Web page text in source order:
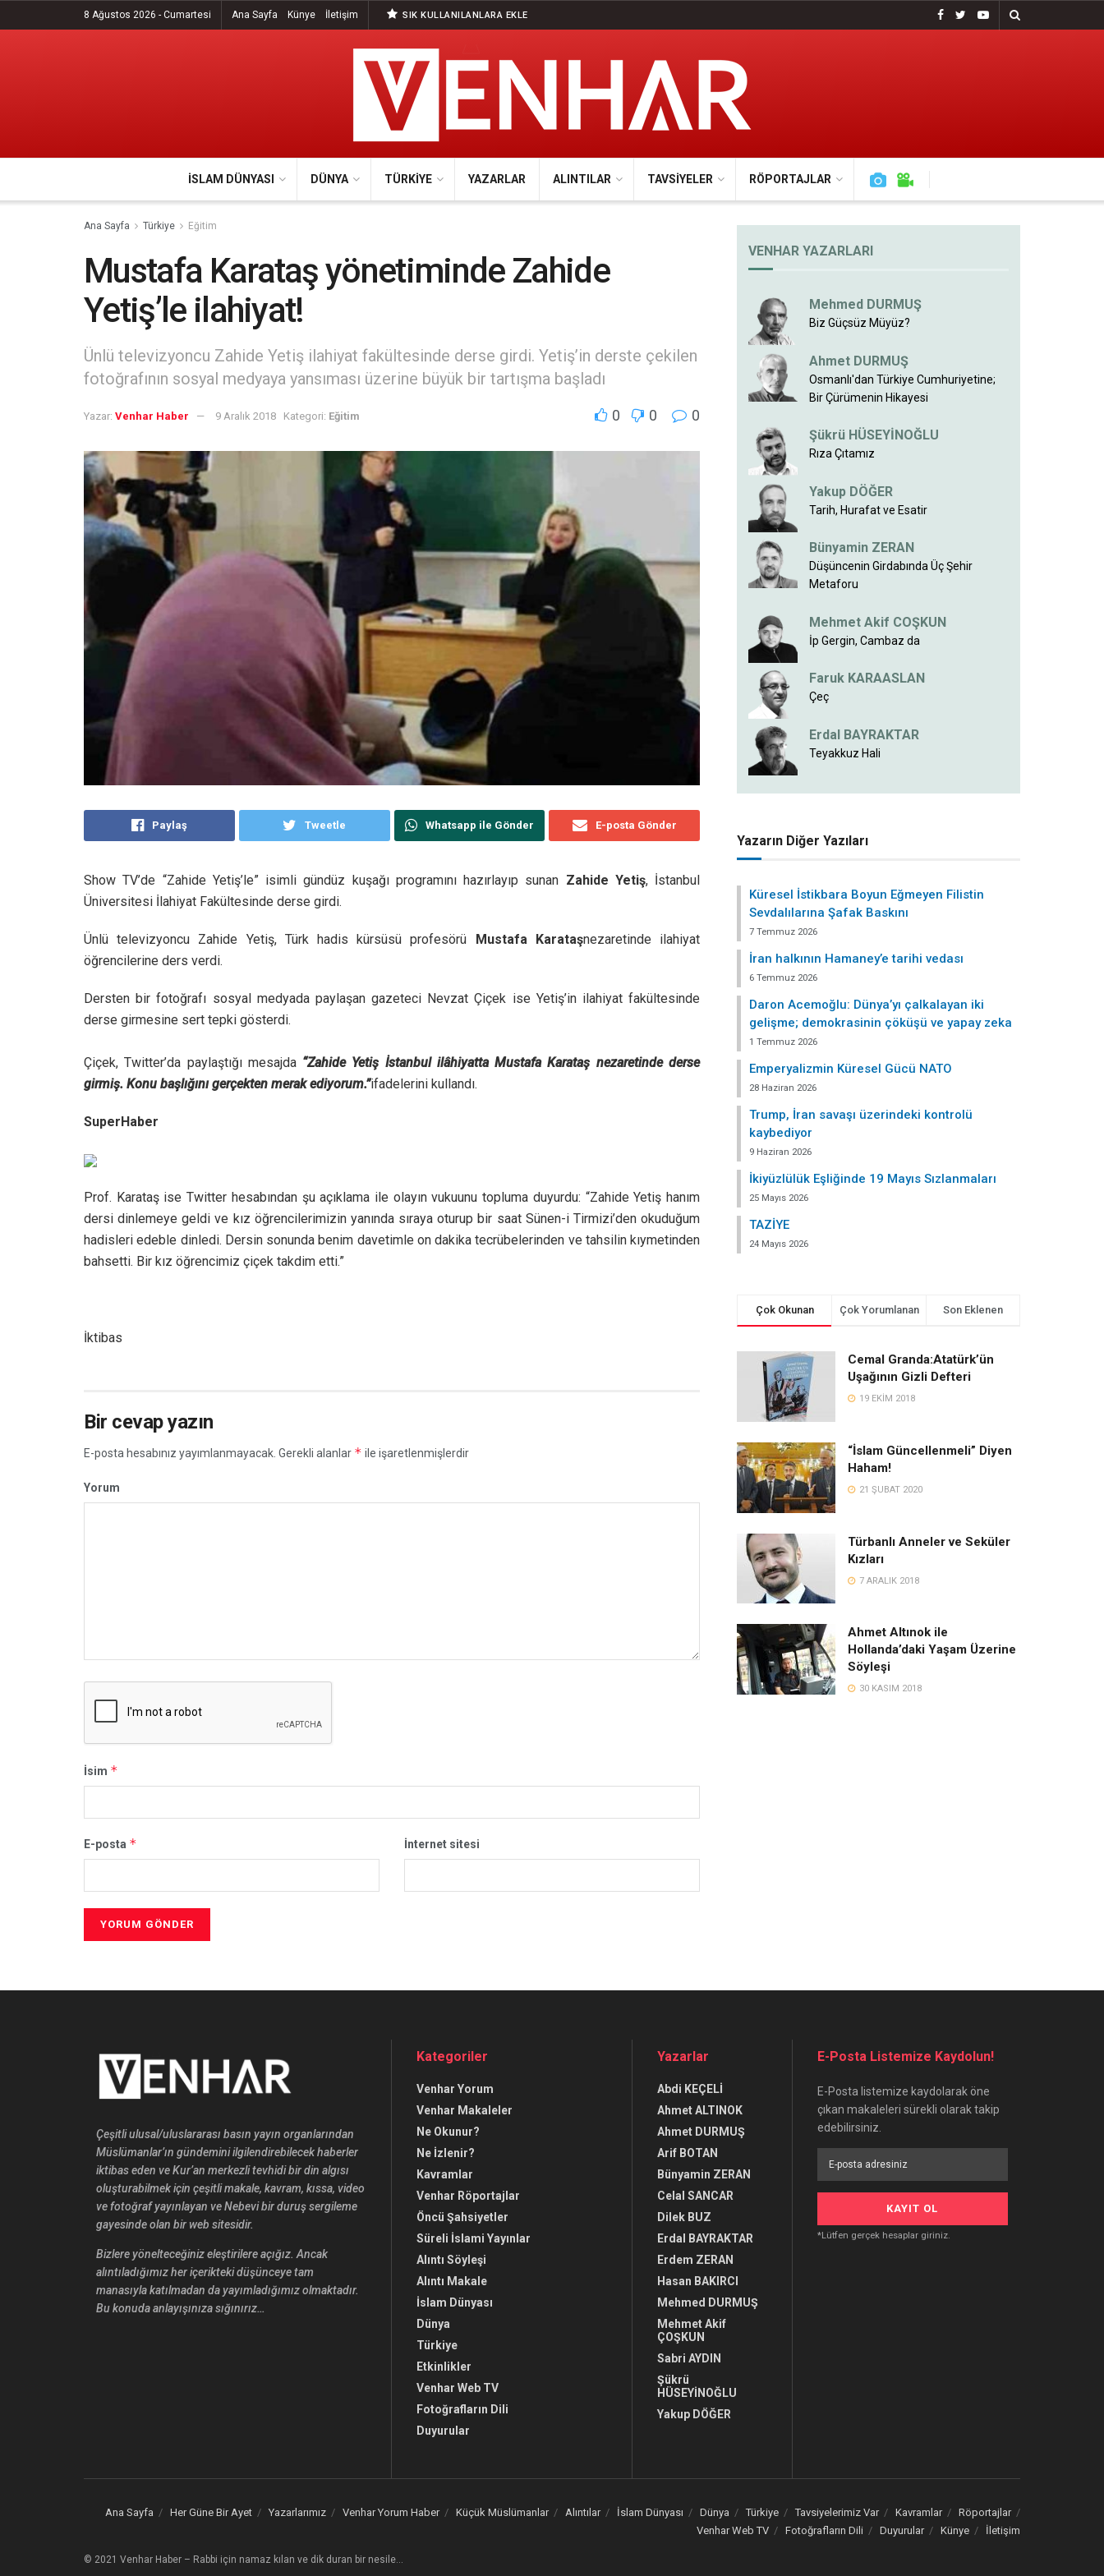
8 Ağustos 2026 - Cumartesi Ana Sayfa Künye İletişim SIK KULLANILANLARA EKLE
İSLAM DÜNYASI DÜNYA TÜRKIYE YAZARLAR ALINTILAR TAVSIYELER RÖPORTAJLAR
Ana Sayfa Türkiye Eğitim
Mustafa Karataş yönetiminde Zahide
Yetiş’le ilahiyat!
Ünlü televizyoncu Zahide Yetiş ilahiyat fakültesinde derse girdi. Yetiş’in derste çekilen
fotoğrafının sosyal medyaya yansıması üzerine büyük bir tartışma başladı
Yazar: Venhar Haber 9 Aralık 2018 Kategori: Eğitim 0 0 0
Paylaş Tweetle Whatsapp ile Gönder E-posta Gönder
Show TV’de “Zahide Yetiş’le” isimli gündüz kuşağı programını hazırlayıp sunan Zahide Yetiş, İstanbul
Üniversitesi İlahiyat Fakültesinde derse girdi.
Ünlü televizyoncu Zahide Yetiş, Türk hadis kürsüsü profesörü Mustafa Karataşnezaretinde ilahiyat
öğrencilerine ders verdi.
Dersten bir fotoğrafı sosyal medyada paylaşan gazeteci Nevzat Çiçek ise Yetiş’in ilahiyat fakültesinde
derse girmesine sert tepki gösterdi.
Çiçek, Twitter’da paylaştığı mesajda “Zahide Yetiş İstanbul ilâhiyatta Mustafa Karataş nezaretinde derse
girmiş. Konu başlığını gerçekten merak ediyorum.”ifadelerini kullandı.
SuperHaber
Prof. Karataş ise Twitter hesabından şu açıklama ile olayın vukuunu topluma duyurdu: “Zahide Yetiş hanım
dersi dinlemeye geldi ve kız öğrencilerimizin yanında sıraya oturup bir saat Sünen-i Tirmizi’den okuduğum
hadisleri edeble dinledi. Dersin sonunda benim davetimle on dakika tecrübelerinden ve tahsilin kıymetinden
bahsetti. Bir kız öğrencimiz çiçek takdim etti.”
İktibas
Bir cevap yazın
E-posta hesabınız yayımlanmayacak. Gerekli alanlar * ile işaretlenmişlerdir
Yorum
İsim *
E-posta * İnternet sitesi
VENHAR YAZARLARI
Mehmed DURMUŞ
Biz Güçsüz Müyüz?
Ahmet DURMUŞ
Osmanlı'dan Türkiye Cumhuriyetine;
Bir Çürümenin Hikayesi
Şükrü HÜSEYİNOĞLU
Rıza Çıtamız
Yakup DÖĞER
Tarih, Hurafat ve Esatir
Bünyamin ZERAN
Düşüncenin Girdabında Üç Şehir
Metaforu
Mehmet Akif COŞKUN
İp Gergin, Cambaz da
Faruk KARAASLAN
Çeç
Erdal BAYRAKTAR
Teyakkuz Hali
Yazarın Diğer Yazıları
Küresel İstikbara Boyun Eğmeyen Filistin
Sevdalılarına Şafak Baskını
7 Temmuz 2026
İran halkının Hamaney’e tarihi vedası
6 Temmuz 2026
Daron Acemoğlu: Dünya’yı çalkalayan iki
gelişme; demokrasinin çöküşü ve yapay zeka
1 Temmuz 2026
Emperyalizmin Küresel Gücü NATO
28 Haziran 2026
Trump, İran savaşı üzerindeki kontrolü
kaybediyor
9 Haziran 2026
İkiyüzlülük Eşliğinde 19 Mayıs Sızlanmaları
25 Mayıs 2026
TAZİYE
24 Mayıs 2026
Çok Okunan Çok Yorumlanan Son Eklenen
Cemal Granda:Atatürk’ün
Uşağının Gizli Defteri
19 EKIM 2018
“İslam Güncellenmeli” Diyen
Haham!
21 ŞUBAT 2020
Türbanlı Anneler ve Seküler
Kızları
7 ARALIK 2018
Ahmet Altınok ile
Hollanda’daki Yaşam Üzerine
Söyleşi
30 KASIM 2018
Çeşitli ulusal/uluslararası basın yayın organlarından
Müslümanlar’ın gündemini ilgilendirebilecek haberler
iktibas eden ve Kur’an merkezli tevhidi bir din algısı
oluşturabilmek için çeşitli makale, kavram, kıssa, video
ve fotoğraf yayınlayan ve Nebevi bir duruş sergileme
gayesinde olan bir web sitesidir.
Bizlere yönelteceğiniz eleştirilere açığız. Ancak
alıntıladığımız her içerikteki düşünceye tam
manasıyla katılmadan da yayımladığımız olmaktadır.
Bu konuda anlayışınıza sığınırız…
Kategoriler
Venhar Yorum
Venhar Makaleler
Ne Okunur?
Ne İzlenir?
Kavramlar
Venhar Röportajlar
Öncü Şahsiyetler
Süreli İslami Yayınlar
Alıntı Söyleşi
Alıntı Makale
İslam Dünyası
Dünya
Türkiye
Etkinlikler
Venhar Web TV
Fotoğrafların Dili
Duyurular
Yazarlar
Abdi KEÇELİ
Ahmet ALTINOK
Ahmet DURMUŞ
Arif BOTAN
Bünyamin ZERAN
Celal SANCAR
Dilek BUZ
Erdal BAYRAKTAR
Erdem ZERAN
Hasan BAKIRCI
Mehmed DURMUŞ
Mehmet Akif
ÇOŞKUN
Sabri AYDIN
Şükrü
HÜSEYİNOĞLU
Yakup DÖĞER
E-Posta Listemize Kaydolun!
E-Posta listemize kaydolarak öne
çıkan makaleleri sürekli olarak takip
edebilirsiniz.
*Lütfen gerçek hesaplar giriniz.
Ana Sayfa Her Güne Bir Ayet Yazarlarımız Venhar Yorum Haber Küçük Müslümanlar Alıntılar İslam Dünyası Dünya Türkiye Tavsiyelerimiz Var Kavramlar
Röportajlar
Venhar Web TV
Fotoğrafların Dili Duyurular Künye İletişim
© 2021 Venhar Haber – Rabbi için namaz kılan ve dik duran bir nesile…